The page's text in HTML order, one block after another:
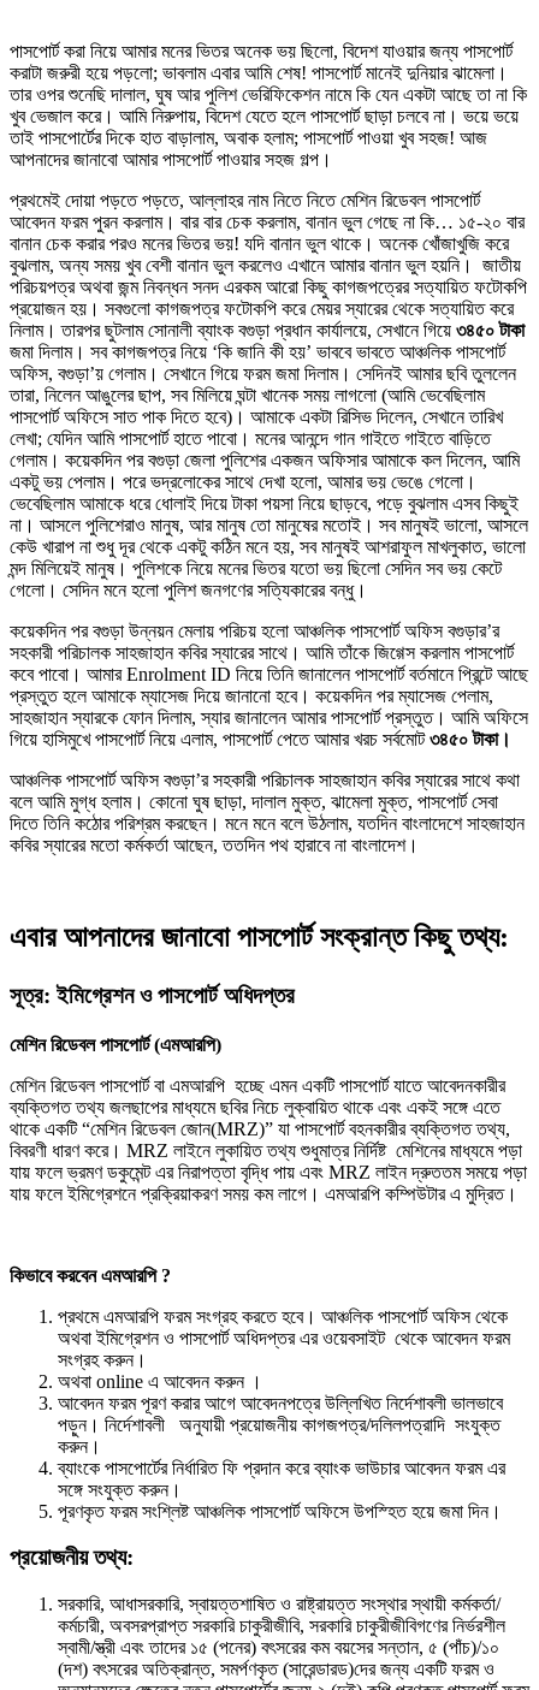
পাসপোর্ট করা নিয়ে আমার মনের ভিতর অনেক ভয় ছিলো, বিদেশ যাওয়ার জন্য পাসপোর্ট
করাটা জরুরী হয়ে পড়লো; ভাবলাম এবার আমি শেষ! পাসপোর্ট মানেই দুনিয়ার ঝামেলা।
তার ওপর শুনেছি দালাল, ঘুষ আর পুলিশ ভেরিফিকেশন নামে কি যেন একটা আছে তা না কি
খুব ভেজাল করে। আমি নিরুপায়, বিদেশ যেতে হলে পাসপোর্ট ছাড়া চলবে না। ভয়ে ভয়ে
তাই পাসপোর্টের দিকে হাত বাড়ালাম, অবাক হলাম; পাসপোর্ট পাওয়া খুব সহজ! আজ
আপনাদের জানাবো আমার পাসপোর্ট পাওয়ার সহজ গল্প।
প্রথমেই দোয়া পড়তে পড়তে, আল্লাহর নাম নিতে নিতে মেশিন রিডেবল পাসপোর্ট
আবেদন ফরম পুরন করলাম। বার বার চেক করলাম, বানান ভুল গেছে না কি… ১৫-২০ বার
বানান চেক করার পরও মনের ভিতর ভয়! যদি বানান ভুল থাকে। অনেক খোঁজাখুজি করে
বুঝলাম, অন্য সময় খুব বেশী বানান ভুল করলেও এখানে আমার বানান ভুল হয়নি। জাতীয়
পরিচয়পত্র অথবা জন্ম নিবন্ধন সনদ এরকম আরো কিছু কাগজপত্রের সত্যায়িত ফটোকপি
প্রয়োজন হয়। সবগুলো কাগজপত্র ফটোকপি করে মেয়র স্যারের থেকে সত্যায়িত করে
নিলাম। তারপর ছুটলাম সোনালী ব্যাংক বগুড়া প্রধান কার্যালয়ে, সেখানে গিয়ে ৩৪৫০ টাকা
জমা দিলাম। সব কাগজপত্র নিয়ে ‘কি জানি কী হয়’ ভাববে ভাবতে আঞ্চলিক পাসপোর্ট
অফিস, বগুড়া’য় গেলাম। সেখানে গিয়ে ফরম জমা দিলাম। সেদিনই আমার ছবি তুললেন
তারা, নিলেন আঙুলের ছাপ, সব মিলিয়ে ঘন্টা খানেক সময় লাগলো (আমি ভেবেছিলাম
পাসপোর্ট অফিসে সাত পাক দিতে হবে)। আমাকে একটা রিসিভ দিলেন, সেখানে তারিখ
লেখা; যেদিন আমি পাসপোর্ট হাতে পাবো। মনের আনন্দে গান গাইতে গাইতে বাড়িতে
গেলাম। কয়েকদিন পর বগুড়া জেলা পুলিশের একজন অফিসার আমাকে কল দিলেন, আমি
একটু ভয় পেলাম। পরে ভদ্রলোকের সাথে দেখা হলো, আমার ভয় ভেঙে গেলো।
ভেবেছিলাম আমাকে ধরে ধোলাই দিয়ে টাকা পয়সা নিয়ে ছাড়বে, পড়ে বুঝলাম এসব কিছুই
না। আসলে পুলিশেরাও মানুষ, আর মানুষ তো মানুষের মতোই। সব মানুষই ভালো, আসলে
কেউ খারাপ না শুধু দূর থেকে একটু কঠিন মনে হয়, সব মানুষই আশরাফুল মাখলুকাত, ভালো
মন্দ মিলিয়েই মানুষ। পুলিশকে নিয়ে মনের ভিতর যতো ভয় ছিলো সেদিন সব ভয় কেটে
গেলো। সেদিন মনে হলো পুলিশ জনগণের সত্যিকারের বন্ধু।
কয়েকদিন পর বগুড়া উন্নয়ন মেলায় পরিচয় হলো আঞ্চলিক পাসপোর্ট অফিস বগুড়ার’র
সহকারী পরিচালক সাহজাহানকবির স্যারের সাথে। আমি তাঁকে জিগ্গেস করলাম পাসপোর্ট
কবে পাবো। আমার Enrolment ID নিয়ে তিনি জানালেন পাসপোর্ট বর্তমানে প্রিন্টে আছে
প্রস্তুত হলে আমাকে ম্যাসেজ দিয়ে জানানো হবে। কয়েকদিন পর ম্যাসেজ পেলাম,
সাহজাহান স্যারকে ফোন দিলাম, স্যার জানালেন আমার পাসপোর্ট প্রস্তুত। আমি অফিসে
গিয়ে হাসিমুখে পাসপোর্ট নিয়ে এলাম, পাসপোর্ট পেতে আমার খরচ সর্বমোট৩৪৫০ টাকা।
আঞ্চলিক পাসপোর্ট অফিস বগুড়া’র সহকারী পরিচালক সাহজাহান কবির স্যারের সাথে কথা
বলে আমি মুগ্ধ হলাম। কোনো ঘুষ ছাড়া, দালাল মুক্ত, ঝামেলা মুক্ত, পাসপোর্ট সেবা
দিতে তিনি কঠোর পরিশ্রম করছেন। মনে মনে বলে উঠলাম, যতদিন বাংলাদেশে সাহজাহান
কবির স্যারের মতো কর্মকর্তা আছেন, ততদিন পথ হারাবে না বাংলাদেশ।
এবার আপনাদের জানাবো পাসপোর্ট সংক্রান্ত কিছু তথ্য:
সূত্র: ইমিগ্রেশন ও পাসপোর্ট অধিদপ্তর
মেশিন রিডেবল পাসপোর্ট (এমআরপি)
মেশিন রিডেবল পাসপোর্ট বা এমআরপি হচ্ছে এমন একটি পাসপোর্ট যাতে আবেদনকারীর
ব্যক্তিগত তথ্য জলছাপের মাধ্যমে ছবির নিচে লুক্বায়িত থাকে এবং একই সঙ্গে এতে
থাকে একটি “মেশিন রিডেবল জোন(MRZ)” যা পাসপোর্ট বহনকারীর ব্যক্তিগত তথ্য,
বিবরণী ধারণ করে। MRZ লাইনে লুকায়িত তথ্য শুধুমাত্র নির্দিষ্ট মেশিনের মাধ্যমে পড়া
যায় ফলে ভ্রমণ ডকুমেন্ট এর নিরাপত্তা বৃদ্ধি পায় এবং MRZ লাইন দ্রুততম সময়ে পড়া
যায় ফলে ইমিগ্রেশনে প্রক্রিয়াকরণ সময় কম লাগে। এমআরপি কম্পিউটার এ মুদ্রিত।
কিভাবে করবেন এমআরপি ?
প্রথমে এমআরপি ফরম সংগ্রহ করতে হবে। আঞ্চলিক পাসপোর্ট অফিস থেকে
অথবা ইমিগ্রেশন ও পাসপোর্ট অধিদপ্তর এর ওয়েবসাইট থেকে আবেদন ফরম
সংগ্রহ করুন।
অথবা online এ আবেদন করুন ।
আবেদন ফরম পূরণ করার আগে আবেদনপত্রে উল্লিখিত নির্দেশাবলী ভালভাবে
পড়ুন। নির্দেশাবলী অনুযায়ী প্রয়োজনীয় কাগজপত্র/দলিলপত্রাদি সংযুক্ত
করুন।
ব্যাংকে পাসপোর্টের নির্ধারিত ফি প্রদান করে ব্যাংক ভাউচার আবেদন ফরম এর
সঙ্গে সংযুক্ত করুন।
পূরণকৃত ফরম সংশ্লিষ্ট আঞ্চলিক পাসপোর্ট অফিসে উপস্হিত হয়ে জমা দিন।
প্রয়োজনীয় তথ্য:
সরকারি, আধাসরকারি, স্বায়ত্তশাষিত ও রাষ্ট্রায়ত্ত সংস্থার স্থায়ী কর্মকর্তা/
কর্মচারী, অবসরপ্রাপ্ত সরকারি চাকুরীজীবি, সরকারি চাকুরীজীবিগণের নির্ভরশীল
স্বামী/স্ত্রী এবং তাদের ১৫ (পনের) বৎসরের কম বয়সের সন্তান, ৫ (পাঁচ)/১০
(দশ) বৎসরের অতিক্রান্ত, সমর্পণকৃত (সারেন্ডারড)দের জন্য একটি ফরম ও